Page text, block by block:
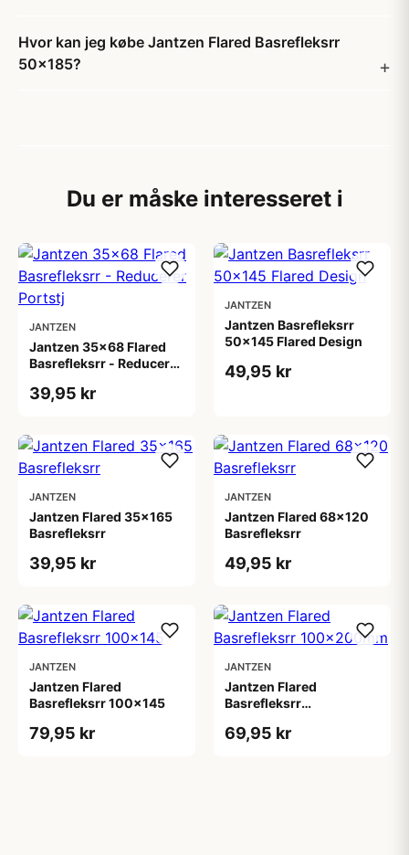
Hvor kan jeg købe Jantzen Flared Basrefleksrr
50x185?
Du er måske interesseret i
JANTZEN
Jantzen 35x68 Flared
Basrefleksrr - Reducerer
39,95 kr
JANTZEN
Jantzen Basrefleksrr
50x145 Flared Design
49,95 kr
JANTZEN
Jantzen Flared 35x165
Basrefleksrr
39,95 kr
JANTZEN
Jantzen Flared 68x120
Basrefleksrr
49,95 kr
JANTZEN
Jantzen Flared
Basrefleksrr 100x145
79,95 kr
JANTZEN
Jantzen Flared
Basrefleksrr
69,95 kr